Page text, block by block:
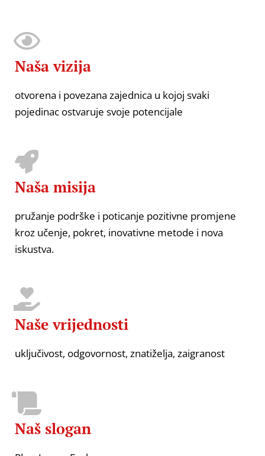
Naša vizija
otvorena i povezana zajednica u kojoj svaki
pojedinac ostvaruje svoje potencijale
Naša misija
pružanje podrške i poticanje pozitivne promjene
kroz učenje, pokret, inovativne metode i nova
iskustva.
Naše vrijednosti
uključivost, odgovornost, znatiželja, zaigranost
Naš slogan